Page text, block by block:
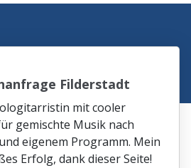
Filderstadt
mit cooler
gemischte Musik nach
eigenem Programm. Mein
Erfolg, dank dieser Seite!